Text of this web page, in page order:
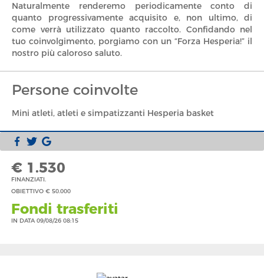
Naturalmente renderemo periodicamente conto di
quanto progressivamente acquisito e, non ultimo, di
come verrà utilizzato quanto raccolto. Confidando nel
tuo coinvolgimento, porgiamo con un “Forza Hesperia!” il
nostro più caloroso saluto.
Persone coinvolte
Mini atleti, atleti e simpatizzanti Hesperia basket
€ 1.530
FINANZIATI.
OBIETTIVO € 50.000
Fondi trasferiti
IN DATA 09/08/26 08:15